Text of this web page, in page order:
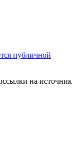
публичной
на источник